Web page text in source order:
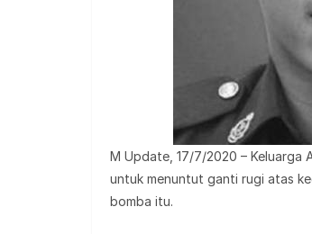
M Update, 17/7/2020 – Keluarga
untuk menuntut ganti rugi atas
bomba itu.